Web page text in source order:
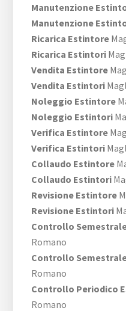
Manutenzione
Manutenzione
Ricarica Estintore
Ricarica Estintori
Vendita Estintore
Vendita Estintori
Noleggio Estintore
Noleggio Estintori
Verifica Estintore
Verifica Estintori
Collaudo Estintore
Collaudo Estintori
Revisione Estintore
Revisione Estintori
Controllo
Romano
Controllo
Romano
Controllo Periodico
Romano